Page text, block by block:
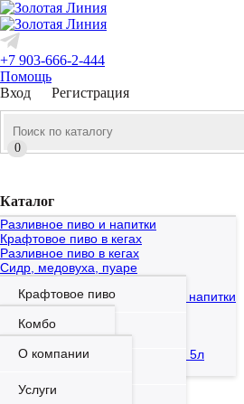
+7 903-666-2-444
Помощь
Вход
Регистрация
0
Каталог
Разливное пиво и напитки
Крафтовое пиво в кегах
Разливное пиво в кегах
Сидр, медовуха, пуаре
Бутылочное и баночное пиво и напитки
Крафтовое пиво
Традиционное пиво
Сидр, медовуха, пуаре
Подарочные наборы и бочонки 5л
Новости
Статьи
Крафтовое пиво
Пиво в кегах
Акции
Комбо
Сток магазин
Акции
Компания
О компании
Услуги
Магазины